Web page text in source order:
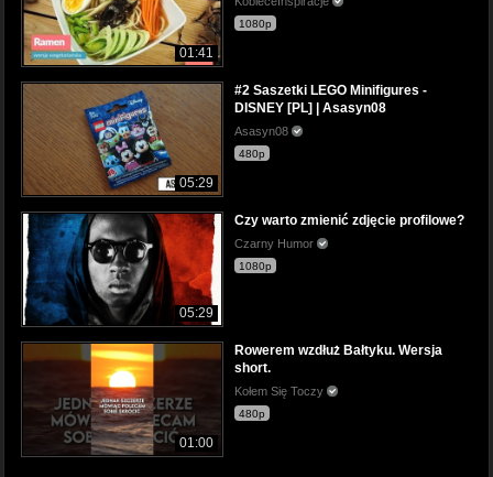
01:41
1080p
05:29
#2 Saszetki LEGO Minifigures -
DISNEY [PL] | Asasyn08
Asasyn08
480p
05:29
Czy warto zmienić zdjęcie profilowe?
Czarny Humor
1080p
01:00
Rowerem wzdłuż Bałtyku. Wersja
short.
Kołem Się Toczy
480p